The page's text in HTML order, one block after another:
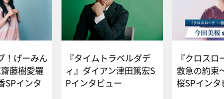
！げーみん
藤樹愛羅
SPインタ
『タイムトラベルダデ
ィ』ダイアン津田篤宏S
Pインタビュー
『クロス
救急の約束
桜SPイ